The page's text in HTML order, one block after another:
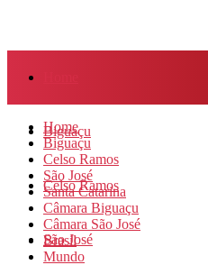
Biguaçu
Celso Ramos
São José
Home
Biguaçu
Celso Ramos
São José
Santa Catarina
Câmara Biguaçu
Câmara São José
Brasil
Mundo